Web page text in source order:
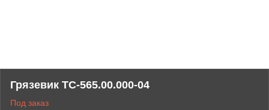
Грязевик ТС-565.00.000-04
Под заказ